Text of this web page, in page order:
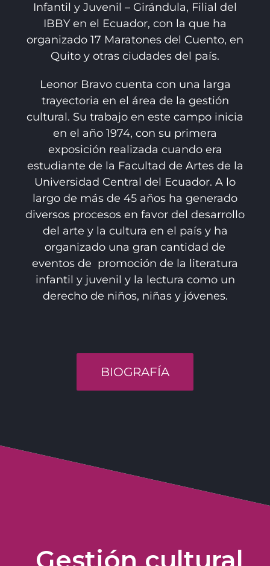
Infantil y Juvenil – Girándula, Filial del
IBBY en el Ecuador, con la que ha
organizado 17 Maratones del Cuento, en
Quito y otras ciudades del país.
Leonor Bravo cuenta con una larga
trayectoria en el área de la gestión
cultural. Su trabajo en este campo inicia
en el año 1974, con su primera
exposición realizada cuando era
estudiante de la Facultad de Artes de la
Universidad Central del Ecuador. A lo
largo de más de 45 años ha generado
diversos procesos en favor del desarrollo
del arte y la cultura en el país y ha
organizado una gran cantidad de
eventos de promoción de la literatura
infantil y juvenil y la lectura como un
derecho de niños, niñas y jóvenes.
BIOGRAFÍA